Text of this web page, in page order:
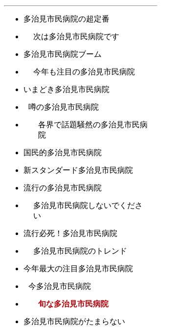
多治見市民病院の超定番
次は多治見市民病院です
多治見市民病院ブーム
今年も注目の多治見市民病院
いまどき多治見市民病院
噂の多治見市民病院
各界で話題騒然の多治見市民病
院
国民的多治見市民病院
新スタンダード多治見市民病院
流行の多治見市民病院
多治見市民病院しないでくださ
い
流行必死！多治見市民病院
多治見市民病院のトレンド
今年最大の注目多治見市民病院
今多治見市民病院
旬な多治見市民病院
多治見市民病院がたまらない